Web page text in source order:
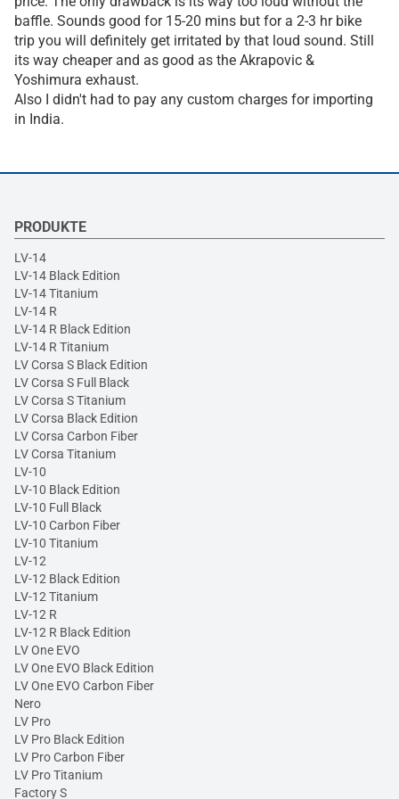
baffle. Sounds good for 15-20 mins but for a 2-3 hr bike
trip you will definitely get irritated by that loud sound. Still
its way cheaper and as good as the Akrapovic &
Yoshimura exhaust.
Also I didn't had to pay any custom charges for importing
in India.
PRODUKTE
LV-14
LV-14 Black Edition
LV-14 Titanium
LV-14 R
LV-14 R Black Edition
LV-14 R Titanium
LV Corsa S Black Edition
LV Corsa S Full Black
LV Corsa S Titanium
LV Corsa Black Edition
LV Corsa Carbon Fiber
LV Corsa Titanium
LV-10
LV-10 Black Edition
LV-10 Full Black
LV-10 Carbon Fiber
LV-10 Titanium
LV-12
LV-12 Black Edition
LV-12 Titanium
LV-12 R
LV-12 R Black Edition
LV One EVO
LV One EVO Black Edition
LV One EVO Carbon Fiber
Nero
LV Pro
LV Pro Black Edition
LV Pro Carbon Fiber
LV Pro Titanium
Factory S